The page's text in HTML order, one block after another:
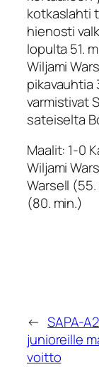
kotkaslahti
hienosti
lopulta 51.
Wiljami
pikavauhtia
varmistivat
sateiselta
Maalit: 1-0
Wiljami
Warsell
(80. min.)
← SAPA-
junioreille
voitto